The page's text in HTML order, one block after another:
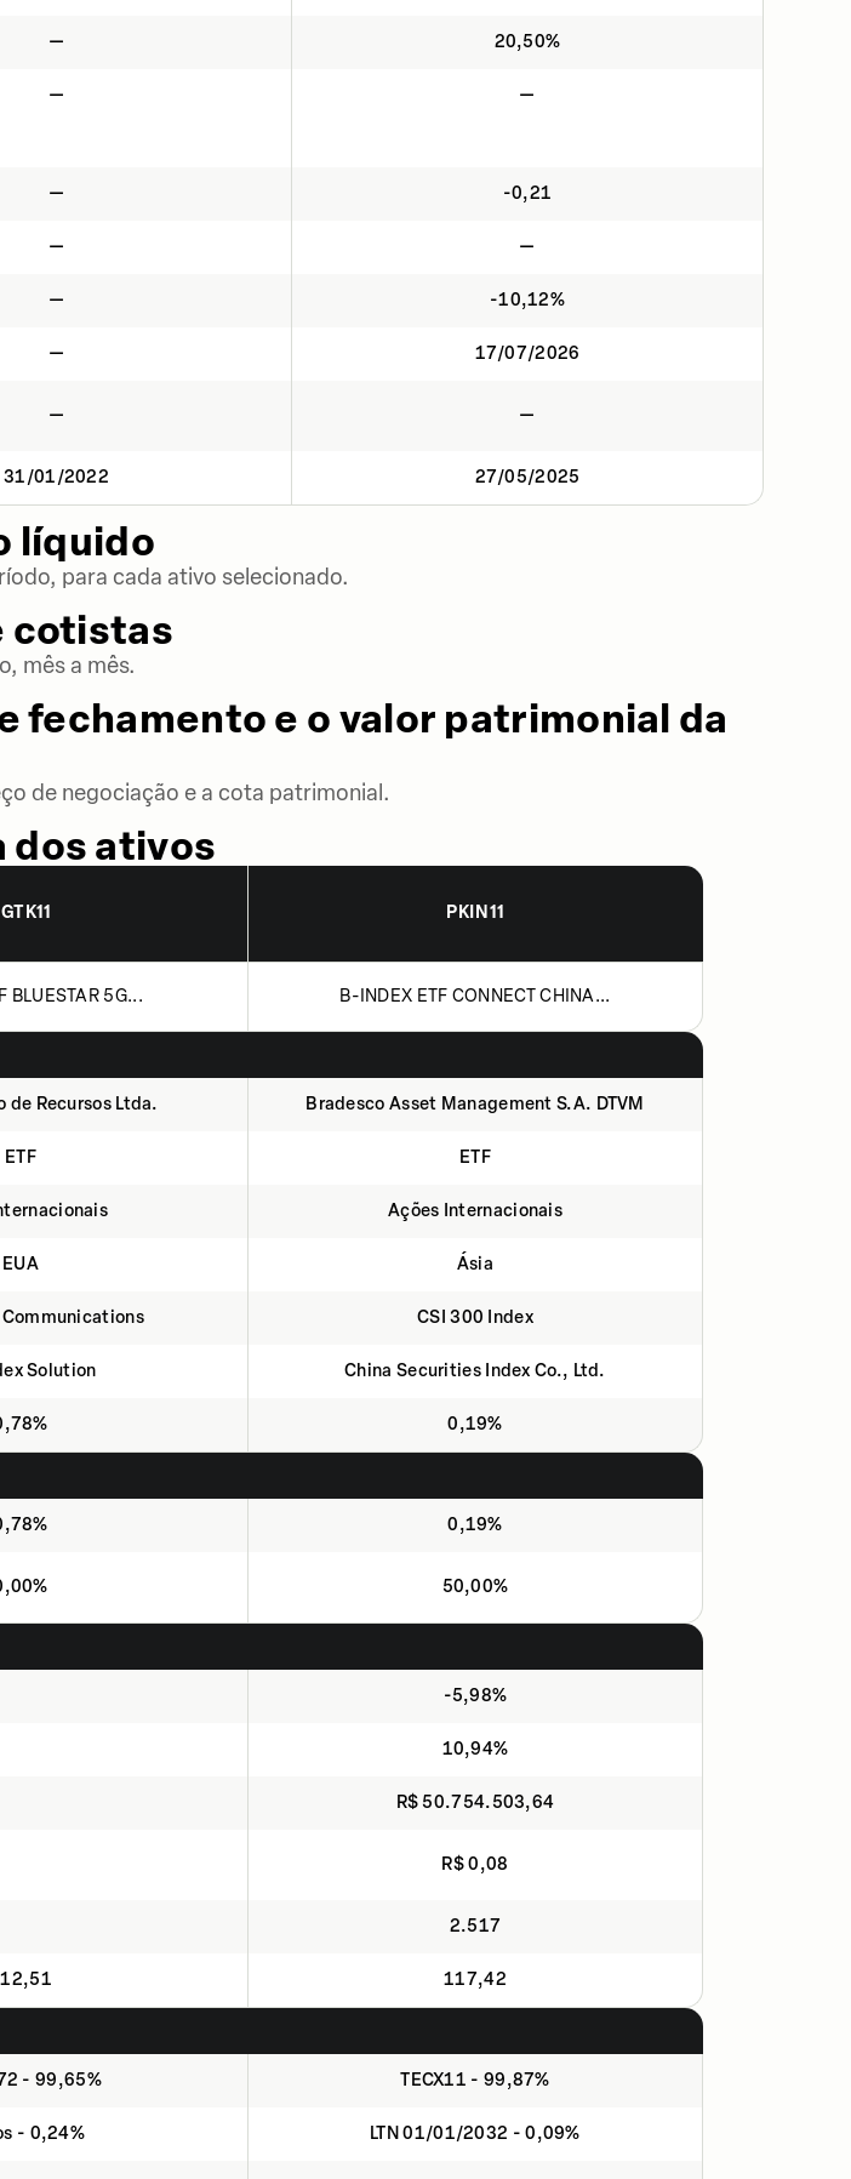
— 20,50%
— —
— -0,21
— —
— -10,12%
— 17/07/2026
— —
31/01/2022
27/05/2025
líquido
para cada ativo selecionado.
cotistas
mês a mês.
fechamento e o valor patrimonial da
de negociação e a cota patrimonial.
dos ativos
PKIN11
BLUESTAR 5G... B-INDEX ETF CONNECT CHINA...
de Recursos Ltda. Bradesco Asset Management S.A. DTVM
ETF ETF
Ações Internacionais
EUA Ásia
Communications CSI 300 Index
Solution China Securities Index Co., Ltd.
0,19%
0,19%
50,00%
-5,98%
10,94%
R$ 50.754.503,64
R$ 0,08
2.517
117,42
- 99,65% TECX11 - 99,87%
- 0,24% LTN 01/01/2032 - 0,09%